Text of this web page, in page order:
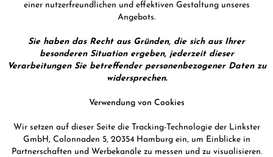
einer nutzerfreundlichen und effektiven Gestaltung unseres
Angebots.
Sie haben das Recht aus Gründen, die sich aus Ihrer
besonderen Situation ergeben, jederzeit dieser
Verarbeitungen Sie betreffender personenbezogener Daten zu
widersprechen.
Verwendung von Cookies
Wir setzen auf dieser Seite die Tracking-Technologie der Linkster
GmbH, Colonnaden 5, 20354 Hamburg ein, um Einblicke in
Partnerschaften und Werbekanäle zu messen und zu visualisieren.